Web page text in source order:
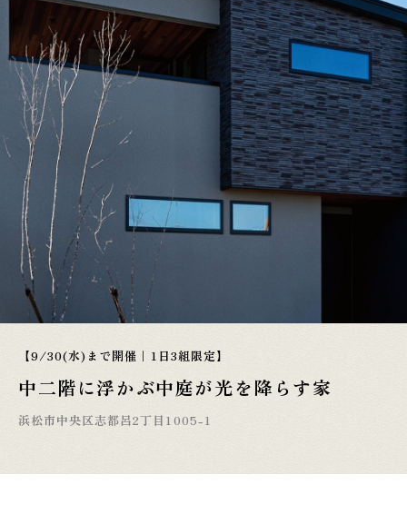
【9/30(水)まで開催｜1日3組限定】
中二階に浮かぶ中庭が光を降らす家
浜松市中央区志都呂2丁目1005-1